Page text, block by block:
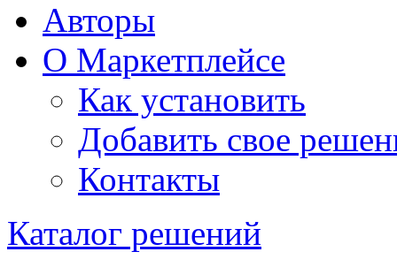
Авторы
О Маркетплейсе
Как установить
Добавить свое
Контакты
Каталог решений